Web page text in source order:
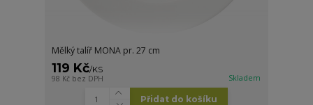
Mělký talíř MONA pr. 27 cm
119 Kč/KS
98 Kč bez DPH Skladem
Přidat do košíku